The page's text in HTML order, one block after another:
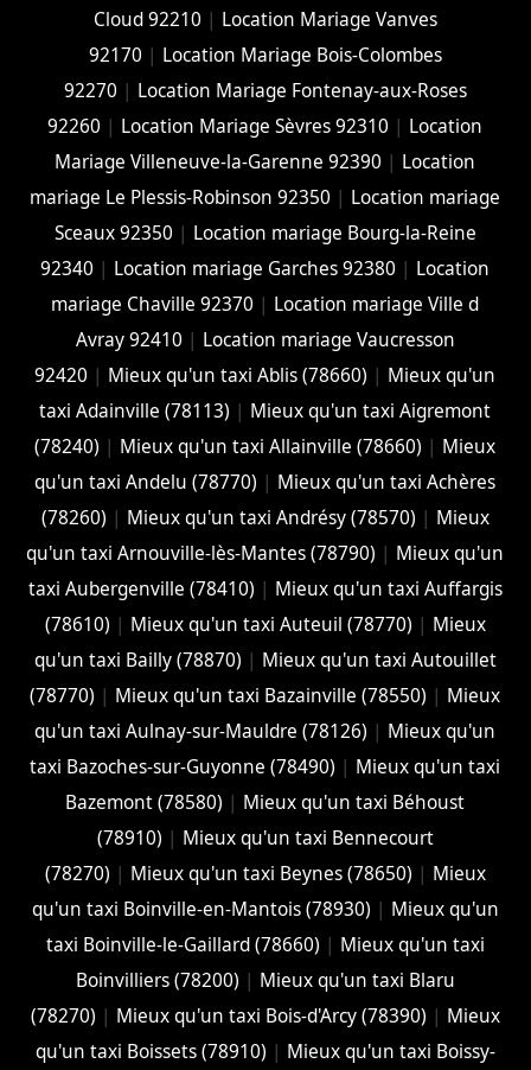
Cloud 92210 | Location Mariage Vanves
92170 | Location Mariage Bois-Colombes
92270 | Location Mariage Fontenay-aux-Roses
92260 | Location Mariage Sèvres 92310 | Location
Mariage Villeneuve-la-Garenne 92390 | Location
mariage Le Plessis-Robinson 92350 | Location mariage
Sceaux 92350 | Location mariage Bourg-la-Reine
92340 | Location mariage Garches 92380 | Location
mariage Chaville 92370 | Location mariage Ville d
Avray 92410 | Location mariage Vaucresson
92420 | Mieux qu'un taxi Ablis (78660) | Mieux qu'un
taxi Adainville (78113) | Mieux qu'un taxi Aigremont
(78240) | Mieux qu'un taxi Allainville (78660) | Mieux
qu'un taxi Andelu (78770) | Mieux qu'un taxi Achères
(78260) | Mieux qu'un taxi Andrésy (78570) | Mieux
qu'un taxi Arnouville-lès-Mantes (78790) | Mieux qu'un
taxi Aubergenville (78410) | Mieux qu'un taxi Auffargis
(78610) | Mieux qu'un taxi Auteuil (78770) | Mieux
qu'un taxi Bailly (78870) | Mieux qu'un taxi Autouillet
(78770) | Mieux qu'un taxi Bazainville (78550) | Mieux
qu'un taxi Aulnay-sur-Mauldre (78126) | Mieux qu'un
taxi Bazoches-sur-Guyonne (78490) | Mieux qu'un taxi
Bazemont (78580) | Mieux qu'un taxi Béhoust
(78910) | Mieux qu'un taxi Bennecourt
(78270) | Mieux qu'un taxi Beynes (78650) | Mieux
qu'un taxi Boinville-en-Mantois (78930) | Mieux qu'un
taxi Boinville-le-Gaillard (78660) | Mieux qu'un taxi
Boinvilliers (78200) | Mieux qu'un taxi Blaru
(78270) | Mieux qu'un taxi Bois-d'Arcy (78390) | Mieux
qu'un taxi Boissets (78910) | Mieux qu'un taxi Boissy-